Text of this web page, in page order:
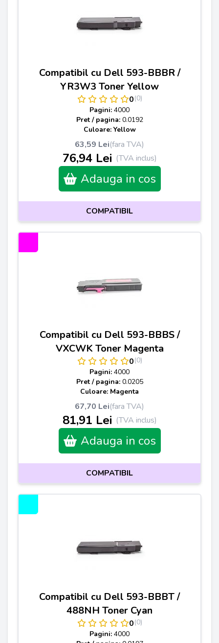
Compatibil cu Dell 593-BBBR /
YR3W3 Toner Yellow
0(0)
Pagini: 4000
Pret / pagina: 0.0192
Culoare: Yellow
63,59 Lei(fara TVA)
76,94 Lei (TVA inclus)
Adauga in cos
COMPATIBIL
Compatibil cu Dell 593-BBBS /
VXCWK Toner Magenta
0(0)
Pagini: 4000
Pret / pagina: 0.0205
Culoare: Magenta
67,70 Lei(fara TVA)
81,91 Lei (TVA inclus)
Adauga in cos
COMPATIBIL
Compatibil cu Dell 593-BBBT /
488NH Toner Cyan
0(0)
Pagini: 4000